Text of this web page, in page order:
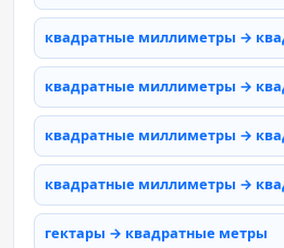
квадратные миллиметры →
квадратные миллиметры →
квадратные миллиметры →
квадратные миллиметры →
гектары → квадратные метры